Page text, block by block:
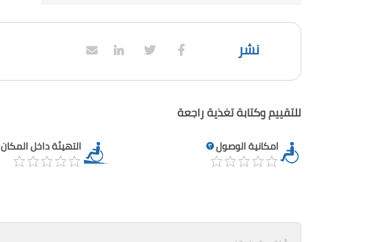
نشر
للتقييم وكتابة تغذية راجعة
امكانية الوصول التهيئة داخل المكان